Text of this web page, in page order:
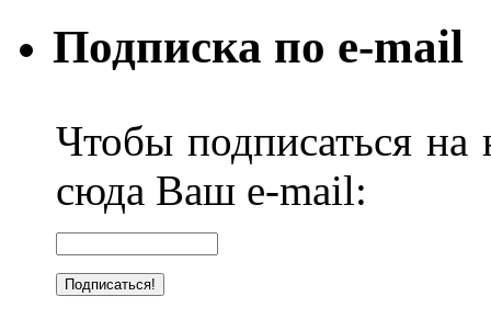
Подписка по e-mail
Чтобы подписаться на
сюда Ваш e-mail: